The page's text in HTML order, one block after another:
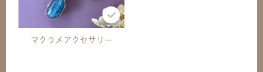
マクラメアクセサリー